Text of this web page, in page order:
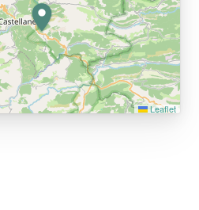
Leaflet